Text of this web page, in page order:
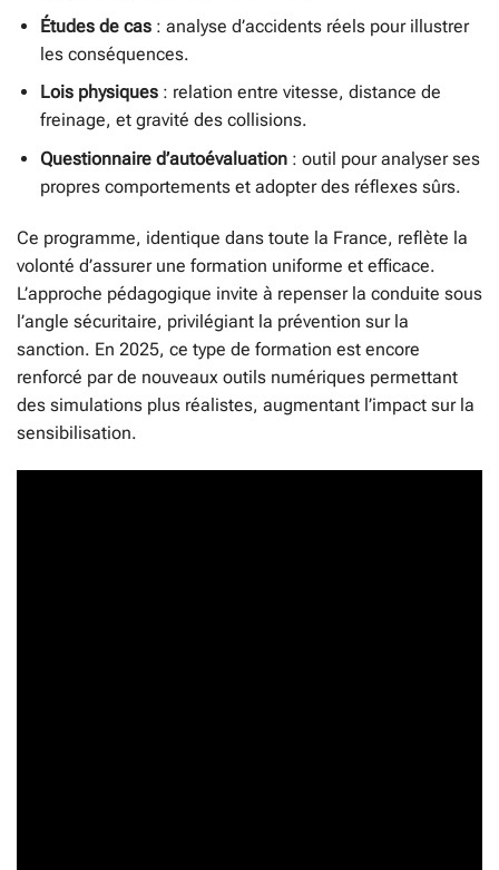
Études de cas: analyse d’accidents réels pour illustrer
les conséquences.
Lois physiques: relation entre vitesse, distance de
freinage, et gravité des collisions.
Questionnaire d’autoévaluation: outil pour analyser ses
propres comportements et adopter des réflexes sûrs.
Ce programme, identique dans toute la France, reflète la
volonté d’assurer une formation uniforme et efficace.
L’approche pédagogique invite à repenser la conduite sous
l’angle sécuritaire, privilégiant la prévention sur la
sanction. En 2025, ce type de formation est encore
renforcé par de nouveaux outils numériques permettant
des simulations plus réalistes, augmentant l’impact sur la
sensibilisation.